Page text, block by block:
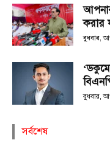
করার
বুধবার,
বুধবার,
সর্বশেষ